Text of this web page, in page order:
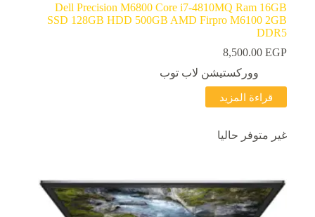
Dell Precision M6800 Core i7-4810MQ Ram 16GB
SSD 128GB HDD 500GB AMD Firpro M6100 2GB
DDR5
8,500.00 EGP
ووركستيشن لاب توب
قراءة المزيد
غير متوفر حاليا